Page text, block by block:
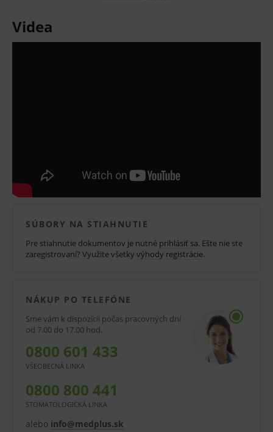
Vytvára zmes vzduchu a dezinfekčného a
1 x 2,5 l Orotol Plus, 1 x 2,5 l MD 555, 1 x 750 ml MD
Dezinfekcia Dürr Dental neobsahujediizokyanáty.
V prípade porušenia zapečateného obalu tohto
hygienických dôvodov možné odstúpiť od kúpnej
zmluvy v lehote 14 dní.
Videa
SÚBORY NA STIAHNUTIE
Pre stiahnutie dokumentov je nutné prihlásiť sa. Ešte nie ste
zaregistrovaní? Využite všetky výhody registrácie.
NÁKUP PO TELEFÓNE
Sme vám k dispozícii počas pracovných dní
od 7.00 do 17.00 hod.
0800 601 433
VŠEOBECNÁ LINKA
0800 800 441
STOMATOLOGICKÁ LINKA
alebo info@medplus.sk